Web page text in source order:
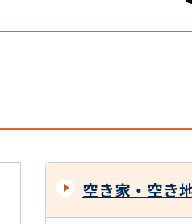
空き家・空き